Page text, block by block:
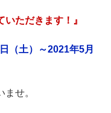
いただきます！』
（土）～2021年5月
せ。